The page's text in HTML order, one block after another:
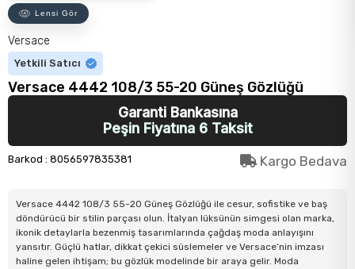
Lensi Gör
Versace
Yetkili Satıcı
Versace 4442 108/3 55-20 Güneş Gözlüğü
Garanti Bankasına
Peşin Fiyatına 6 Taksit
Barkod : 8056597835381 Kargo Bedava
Versace 4442 108/3 55-20 Güneş Gözlüğü ile cesur, sofistike ve baş
döndürücü bir stilin parçası olun. İtalyan lüksünün simgesi olan marka,
ikonik detaylarla bezenmiş tasarımlarında çağdaş moda anlayışını
yansıtır. Güçlü hatlar, dikkat çekici süslemeler ve Versace’nin imzası
haline gelen ihtişam; bu gözlük modelinde bir araya gelir. Moda